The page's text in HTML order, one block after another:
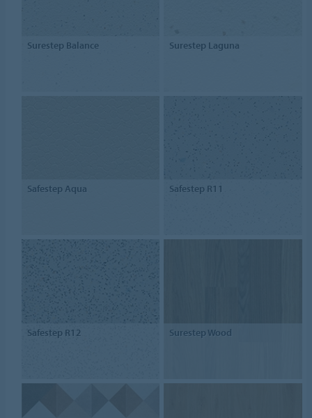
Surestep Balance Surestep Laguna
Safestep Aqua Safestep R11
Safestep R12 Surestep Wood